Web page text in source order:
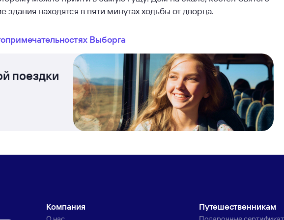
здания находятся в пяти минутах ходьбы от дворца.
Выборга
поездки
Компания Путешественникам